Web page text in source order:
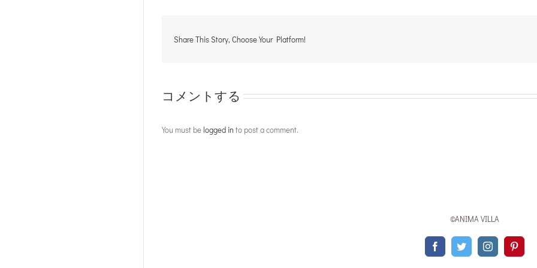
Share This Story, Choose Your Platform!
コメントする
You must be logged in to post a comment.
©ANIMA VILLA
FacebookTwitterInstagram